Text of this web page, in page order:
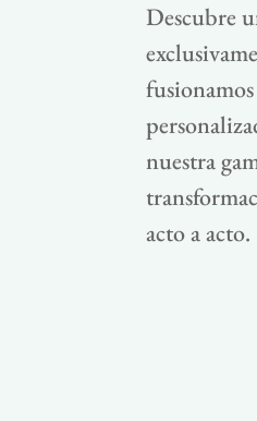
Descubre
nuestra
acto a acto.